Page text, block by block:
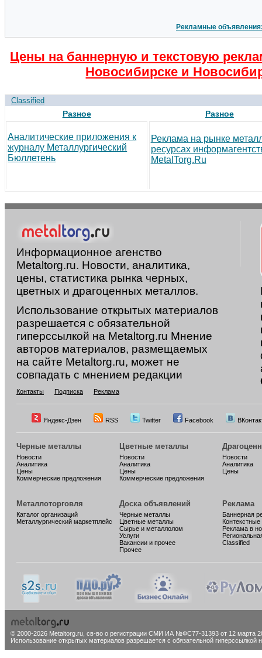
Рекламные
Цены на баннерную и текстовую
Новосибирске и
Classified
Разное
Аналитические приложения к
журналу Металлургический
Бюллетень
Разное
Реклама на рынке
ресурсах
MetalTorg.Ru
Информационное агенство
Metaltorg.ru. Новости, аналитика,
цены, статистика рынка черных,
цветных и драгоценных металлов.
Использование открытых материалов
разрешается с обязательной
гиперссылкой на Metaltorg.ru Мнение
авторов материалов, размещаемых
на сайте Metaltorg.ru, может не
совпадать с мнением редакции
Контакты Подписка Реклама
Яндекс-Дзен RSS Twitter Facebook
Черные металлы
Новости
Аналитика
Цены
Коммерческие предложения
Цветные металлы
Новости
Аналитика
Цены
Коммерческие предложения
Новости
Аналитика
Цены
Металлоторговля
Каталог организаций
Металлургический маркетплейс
Доска объявлений
Черные металлы
Цветные металлы
Сырье и металлолом
Услуги
Вакансии и прочее
Прочее
Реклама
Баннерная
Реклама в
Classified
© 2000-2026 Metaltorg.ru, св-во о регистрации СМИ ИА №ФС77-31393 от 12 марта
Использование открытых материалов разрешается с обязательной гиперссылкой